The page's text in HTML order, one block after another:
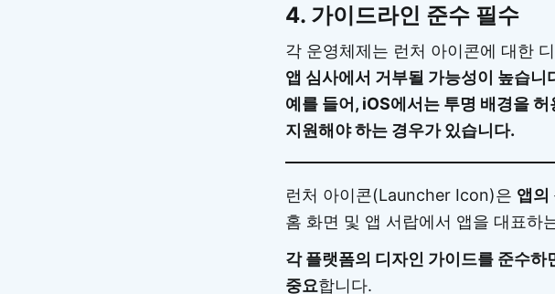
4. 가이드라인 준수 필수
각 운영체제는 런처 아이콘에 대한
앱 심사에서 거부될 가능성이 높습니
예를 들어, iOS에서는 투명 배경을
지원해야 하는 경우가 있습니다.
런처 아이콘(Launcher Icon)은 앱의
홈 화면 및 앱 서랍에서 앱을 대표하
각 플랫폼의 디자인 가이드를 준수하
중요합니다.